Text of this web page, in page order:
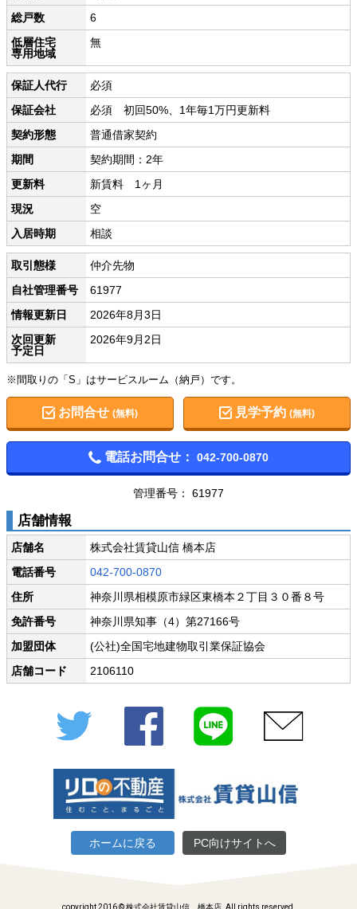
総戸数
6
低層住宅
専用地域
無
保証人代行
必須
保証会社
必須 初回50%、1年毎1万円更新料
契約形態
普通借家契約
期間
契約期間：2年
更新料
新賃料 1ヶ月
現況
空
入居時期
相談
取引態様
仲介先物
自社管理番号
61977
情報更新日
2026年8月3日
次回更新
予定日
2026年9月2日
※間取りの「S」はサービスルーム（納戸）です。
お問合せ (無料) 見学予約(無料)
電話お問合せ： 042-700-0870
管理番号： 61977
店舗情報
店舗名
株式会社賃貸山信 橋本店
電話番号
042-700-0870
住所
神奈川県相模原市緑区東橋本２丁目３０番８号
免許番号
神奈川県知事（4）第27166号
加盟団体
(公社)全国宅地建物取引業保証協会
店舗コード
2106110
Twitter Facebook
ホームに戻る PC向けサイトへ
copyright 2016 © 株式会社賃貸山信 橋本店. All rights reserved.